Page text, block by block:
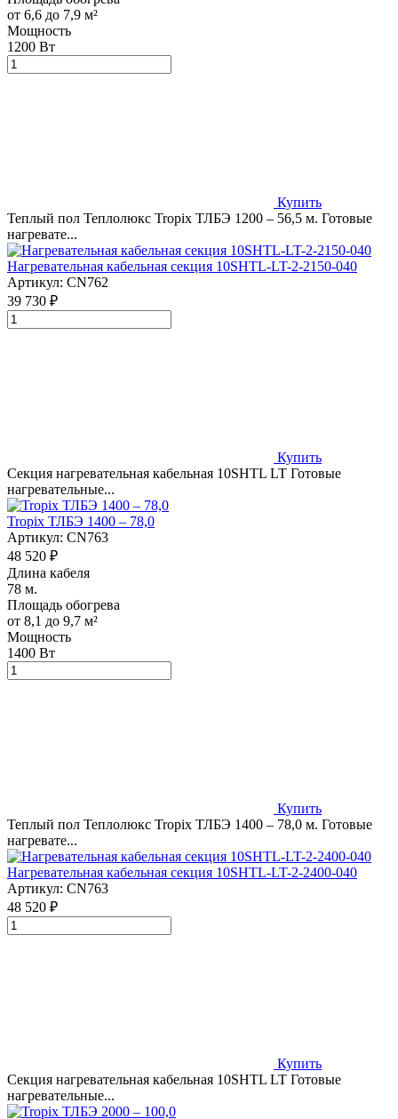
от 6,6 до 7,9 м²
Мощность
1200 Вт
Купить
Теплый пол Теплолюкс Tropix ТЛБЭ 1200 – 56,5 м. Готовые
нагревате...
Нагревательная кабельная секция 10SHTL-LT-2-2150-040
Артикул: CN762
39 730 ₽
Купить
Секция нагревательная кабельная 10SHTL LT Готовые
нагревательные...
Tropix ТЛБЭ 1400 – 78,0
Артикул: CN763
48 520 ₽
Длина кабеля
78 м.
Площадь обогрева
от 8,1 до 9,7 м²
Мощность
1400 Вт
Купить
Теплый пол Теплолюкс Tropix ТЛБЭ 1400 – 78,0 м. Готовые
нагревате...
Нагревательная кабельная секция 10SHTL-LT-2-2400-040
Артикул: CN763
48 520 ₽
Купить
Секция нагревательная кабельная 10SHTL LT Готовые
нагревательные...